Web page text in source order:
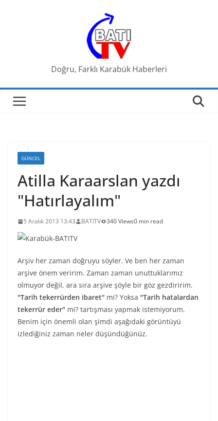
Doğru, Farklı Karabük Haberleri
GÜNCEL
Atilla Karaarslan yazdı
"Hatırlayalım"
5 Aralık 2013 13:43 BATITV 340 Views0 min read
Arşiv her zaman doğruyu söyler. Ve ben her zaman
arşive önem veririm. Zaman zaman unuttuklarımız
olmuyor değil, ara sıra arşive şöyle bir göz gezdiririm.
"Tarih tekerrürden ibaret" mi? Yoksa "Tarih hatalardan
tekerrür eder" mi? tartışması yapmak istemiyorum.
Benim için önemli olan şimdi aşağıdaki görüntüyü
izlediğiniz zaman neler düşündüğünüz.